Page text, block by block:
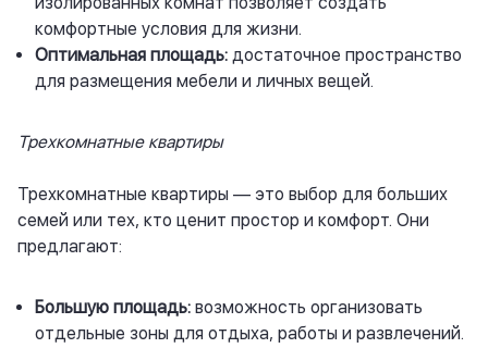
комфортные условия для жизни.
Оптимальная площадь: достаточное пространство
для размещения мебели и личных вещей.
Трехкомнатные квартиры
Трехкомнатные квартиры — это выбор для больших
семей или тех, кто ценит простор и комфорт. Они
предлагают:
Большую площадь: возможность организовать
отдельные зоны для отдыха, работы и развлечений.